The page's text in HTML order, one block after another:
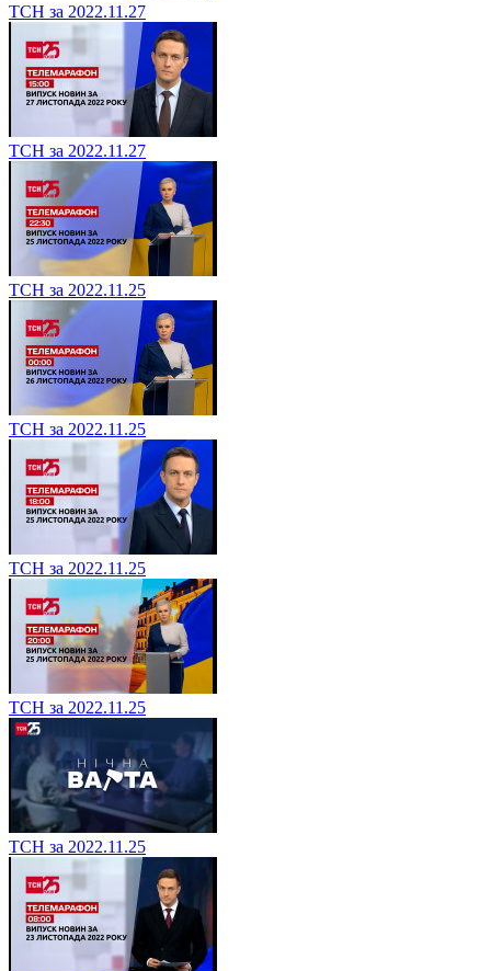
ТСН за 2022.11.27
ТСН за 2022.11.27
ТСН за 2022.11.25
ТСН за 2022.11.25
ТСН за 2022.11.25
ТСН за 2022.11.25
ТСН за 2022.11.25